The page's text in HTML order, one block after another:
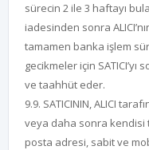
sürecin 2 ile 3 haftayı
iadesinden sonra
tamamen banka işlem
gecikmeler için
ve taahhüt eder.
9.9. SATICININ, ALICI
veya daha sonra kendisi
posta adresi, sabit ve